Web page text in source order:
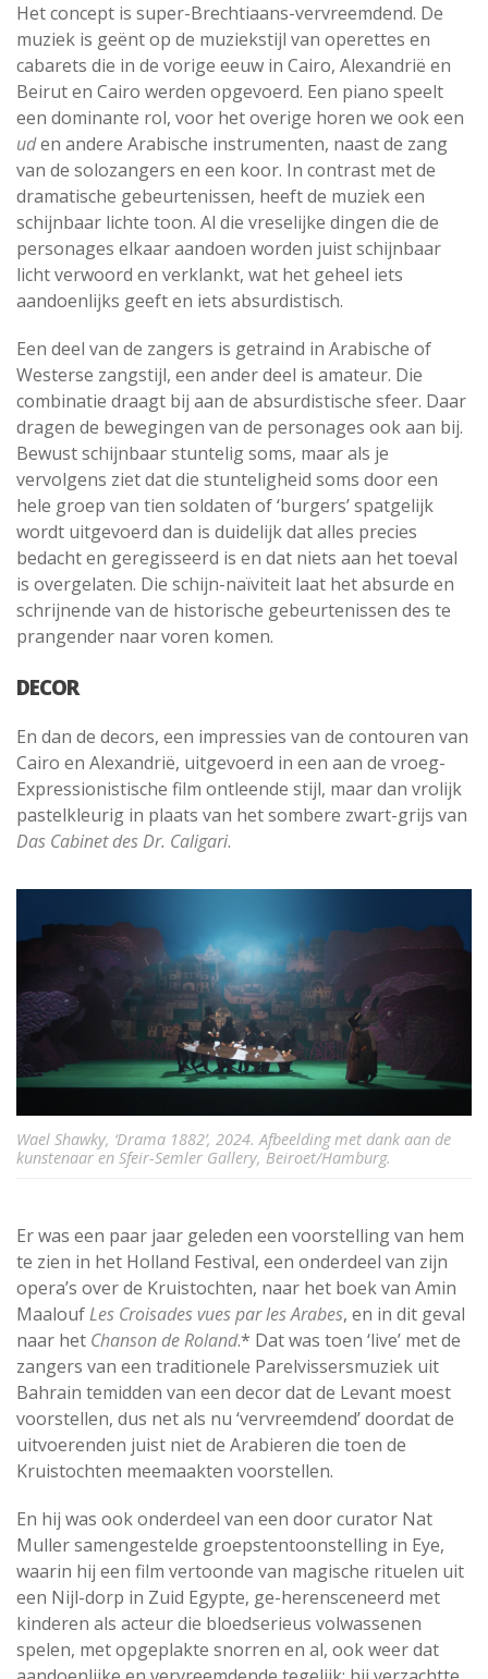
Het concept is super-Brechtiaans-vervreemdend. De
muziek is geënt op de muziekstijl van operettes en
cabarets die in de vorige eeuw in Cairo, Alexandrië en
Beirut en Cairo werden opgevoerd. Een piano speelt
een dominante rol, voor het overige horen we ook een
uden andere Arabische instrumenten, naast de zang
van de solozangers en een koor. In contrast met de
dramatische gebeurtenissen, heeft de muziek een
schijnbaar lichte toon. Al die vreselijke dingen die de
personages elkaar aandoen worden juist schijnbaar
licht verwoord en verklankt, wat het geheel iets
aandoenlijks geeft en iets absurdistisch.
Een deel van de zangers is getraind in Arabische of
Westerse zangstijl, een ander deel is amateur. Die
combinatie draagt bij aan de absurdistische sfeer. Daar
dragen de bewegingen van de personages ook aan bij.
Bewust schijnbaar stuntelig soms, maar als je
vervolgens ziet dat die stunteligheid soms door een
hele groep van tien soldaten of ‘burgers’ spatgelijk
wordt uitgevoerd dan is duidelijk dat alles precies
bedacht en geregisseerd is en dat niets aan het toeval
is overgelaten. Die schijn-naïviteit laat het absurde en
schrijnende van de historische gebeurtenissen des te
prangender naar voren komen.
DECOR
En dan de decors, een impressies van de contouren van
Cairo en Alexandrië, uitgevoerd in een aan de vroeg-
Expressionistische film ontleende stijl, maar dan vrolijk
pastelkleurig in plaats van het sombere zwart-grijs van
Das Cabinet des Dr. Caligari.
Wael Shawky, ‘Drama 1882’, 2024. Afbeelding met dank aan de
kunstenaar en Sfeir-Semler Gallery, Beiroet/Hamburg.
Er was een paar jaar geleden een voorstelling van hem
te zien in het Holland Festival, een onderdeel van zijn
opera’s over de Kruistochten, naar het boek van Amin
MaaloufLes Croisades vues par les Arabes, en in dit geval
naar het Chanson de Roland.* Dat was toen ‘live’ met de
zangers van een traditionele Parelvissersmuziek uit
Bahrain temidden van een decor dat de Levant moest
voorstellen, dus net als nu ‘vervreemdend’ doordat de
uitvoerenden juist niet de Arabieren die toen de
Kruistochten meemaakten voorstellen.
En hij was ook onderdeel van een door curator Nat
Muller samengestelde groepstentoonstelling in Eye,
waarin hij een film vertoonde van magische rituelen uit
een Nijl-dorp in Zuid Egypte, ge-herensceneerd met
kinderen als acteur die bloedserieus volwassenen
spelen, met opgeplakte snorren en al, ook weer dat